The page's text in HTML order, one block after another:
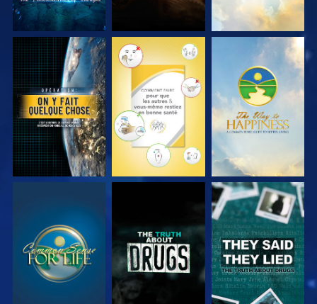
REGARDER REGARDER REGARDER
REGARDER REGARDER REGARDER